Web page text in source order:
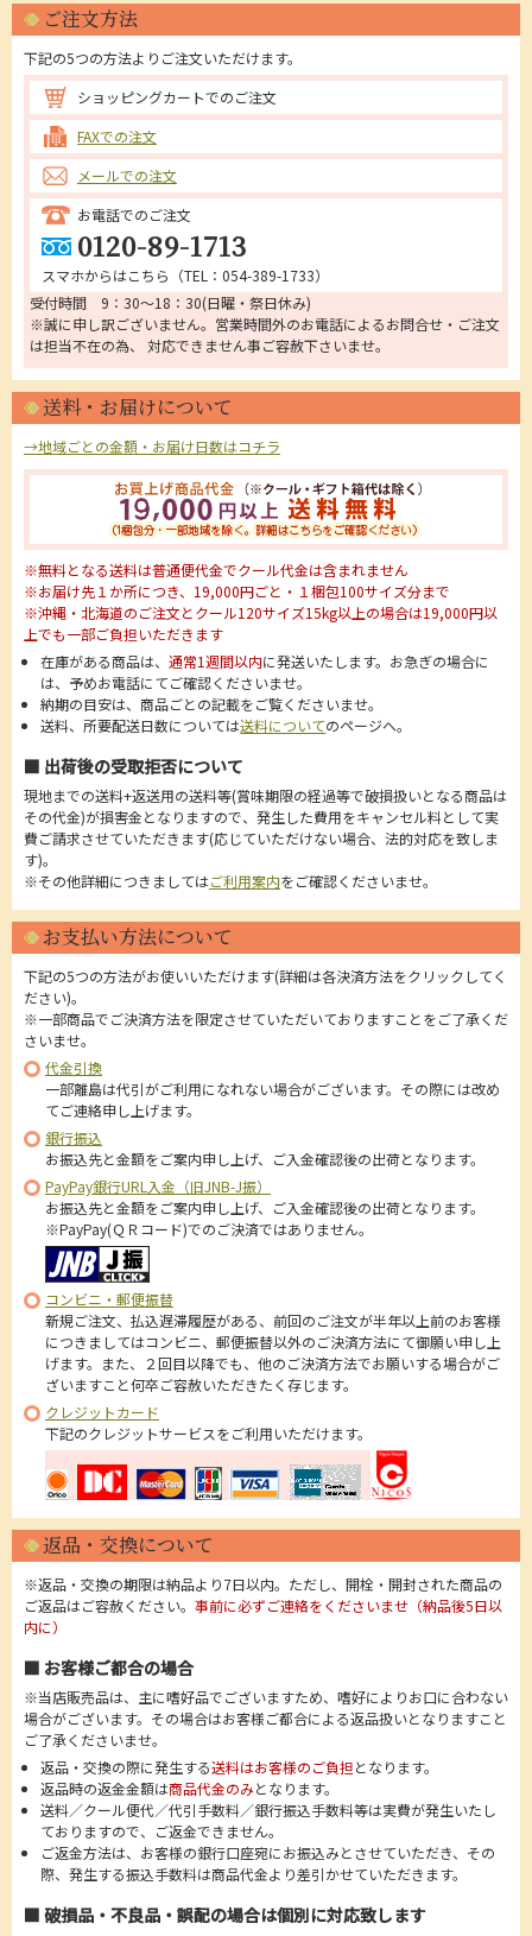
ご注文方法
下記の5つの方法よりご注文いただけます。
ショッピングカートでのご注文
FAXでの注文
メールでの注文
お電話でのご注文
0120-89-1713
スマホからはこちら（TEL：054-389-1733）
受付時間 9：30～18：30(日曜・祭日休み)
※誠に申し訳ございません。営業時間外のお電話によるお問合せ・ご注文
は担当不在の為、 対応できません事ご容赦下さいませ。
送料・お届けについて
→地域ごとの金額・お届け日数はコチラ
※無料となる送料は普通便代金でクール代金は含まれません
※お届け先１か所につき、19,000円ごと・１梱包100サイズ分まで
※沖縄・北海道のご注文とクール120サイズ15kg以上の場合は19,000円以
上でも一部ご負担いただきます
在庫がある商品は、通常1週間以内に発送いたします。お急ぎの場合に
は、予めお電話にてご確認くださいませ。
納期の目安は、商品ごとの記載をご覧くださいませ。
送料、所要配送日数については送料についてのページへ。
■ 出荷後の受取拒否について
現地までの送料+返送用の送料等(賞味期限の経過等で破損扱いとなる商品は
その代金)が損害金となりますので、発生した費用をキャンセル料として実
費ご請求させていただきます(応じていただけない場合、法的対応を致しま
す)。
※その他詳細につきましてはご利用案内をご確認くださいませ。
お支払い方法について
下記の5つの方法がお使いいただけます(詳細は各決済方法をクリックしてく
ださい)。
※一部商品でご決済方法を限定させていただいておりますことをご了承くだ
さいませ。
代金引換
一部離島は代引がご利用になれない場合がございます。その際には改め
てご連絡申し上げます。
銀行振込
お振込先と金額をご案内申し上げ、ご入金確認後の出荷となります。
PayPay銀行URL入金（旧JNB-J振）
お振込先と金額をご案内申し上げ、ご入金確認後の出荷となります。
※PayPay(ＱＲコード)でのご決済ではありません。
コンビニ・郵便振替
新規ご注文、払込遅滞履歴がある、前回のご注文が半年以上前のお客様
につきましてはコンビニ、郵便振替以外のご決済方法にて御願い申し上
げます。また、２回目以降でも、他のご決済方法でお願いする場合がご
ざいますこと何卒ご容赦いただきたく存じます。
クレジットカード
下記のクレジットサービスをご利用いただけます。
返品・交換について
※返品・交換の期限は納品より7日以内。ただし、開栓・開封された商品の
ご返品はご容赦ください。 事前に必ずご連絡をくださいませ（納品後5日以
内に）
■ お客様ご都合の場合
※当店販売品は、主に嗜好品でございますため、嗜好によりお口に合わない
場合がございます。その場合はお客様ご都合による返品扱いとなりますこと
ご了承くださいませ。
返品・交換の際に発生する送料はお客様のご負担となります。
返品時の返金金額は商品代金のみとなります。
送料／クール便代／代引手数料／銀行振込手数料等は実費が発生いたし
ておりますので、ご返金できません。
ご返金方法は、お客様の銀行口座宛にお振込みとさせていただき、その
際、発生する振込手数料は商品代金より差引かせていただきます。
■ 破損品・不良品・誤配の場合は個別に対応致します